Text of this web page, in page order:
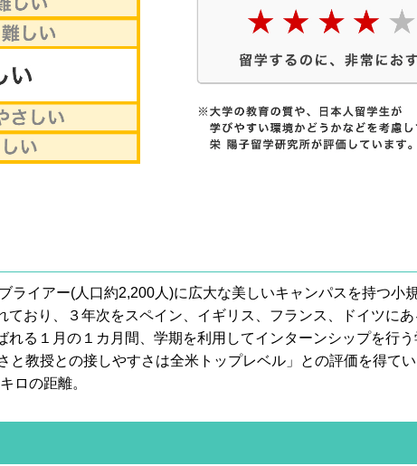
ライアー(人口約2,200人)に広大な美しいキャンパスを持つ小
ており、３年次をスペイン、イギリス、フランス、ドイツに
れる１月の１カ月間、学期を利用してインターンシップを行
と教授との接しやすさは全米トップレベル」との評価を得て
ロの距離。